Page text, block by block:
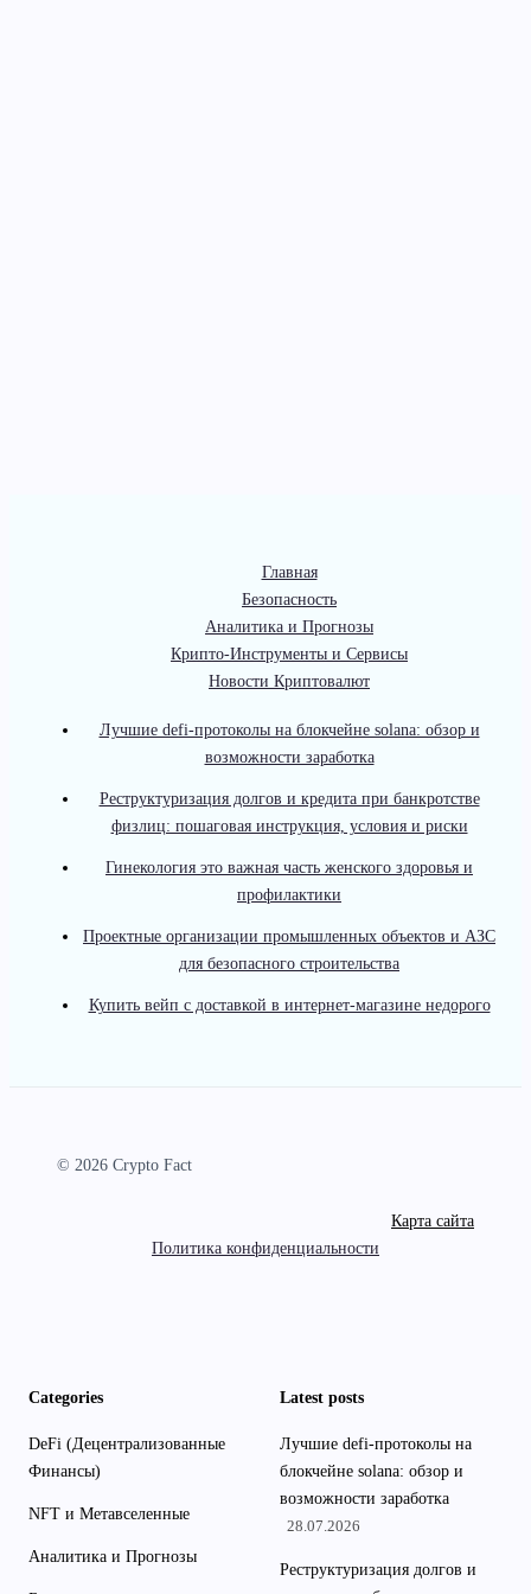
Главная
Безопасность
Аналитика и Прогнозы
Крипто-Инструменты и Сервисы
Новости Криптовалют
Лучшие defi-протоколы на блокчейне solana: обзор и
возможности заработка
Реструктуризация долгов и кредита при банкротстве
физлиц: пошаговая инструкция, условия и риски
Гинекология это важная часть женского здоровья и
профилактики
Проектные организации промышленных объектов и АЗС
для безопасного строительства
Купить вейп с доставкой в интернет-магазине недорого
© 2026 Crypto Fact
Карта сайта
Политика конфиденциальности
Categories
DeFi (Децентрализованные
Финансы)
NFT и Метавселенные
Аналитика и Прогнозы
Latest posts
Лучшие defi-протоколы на
блокчейне solana: обзор и
возможности заработка
28.07.2026
Реструктуризация долгов и